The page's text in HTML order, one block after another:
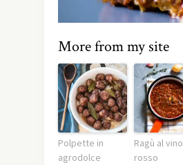
More from my site
Polpette in
agrodolce
Ragù al vino
rosso